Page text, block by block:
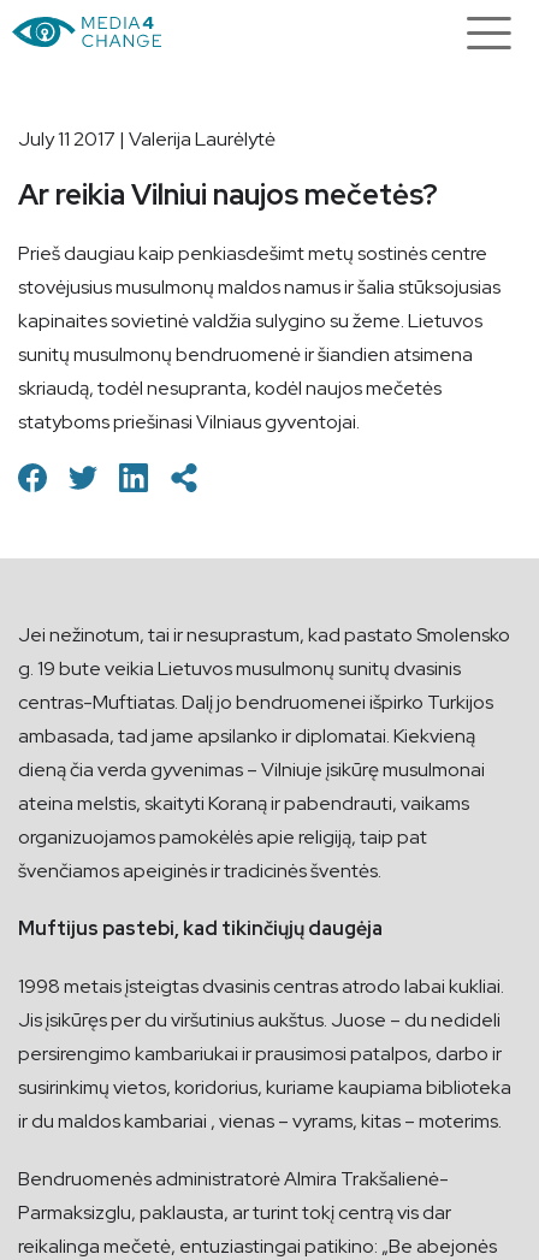
July 11 2017 | Valerija Laurėlytė
Ar reikia Vilniui naujos mečetės?
Prieš daugiau kaip penkiasdešimt metų sostinės centre
stovėjusius musulmonų maldos namus ir šalia stūksojusias
kapinaites sovietinė valdžia sulygino su žeme. Lietuvos
sunitų musulmonų bendruomenė ir šiandien atsimena
skriaudą, todėl nesupranta, kodėl naujos mečetės
statyboms priešinasi Vilniaus gyventojai.
Jei nežinotum, tai ir nesuprastum, kad pastato Smolensko
g. 19 bute veikia Lietuvos musulmonų sunitų dvasinis
centras-Muftiatas. Dalį jo bendruomenei išpirko Turkijos
ambasada, tad jame apsilanko ir diplomatai. Kiekvieną
dieną čia verda gyvenimas – Vilniuje įsikūrę musulmonai
ateina melstis, skaityti Koraną ir pabendrauti, vaikams
organizuojamos pamokėlės apie religiją, taip pat
švenčiamos apeiginės ir tradicinės šventės.
Muftijus pastebi, kad tikinčiųjų daugėja
1998 metais įsteigtas dvasinis centras atrodo labai kukliai.
Jis įsikūręs per du viršutinius aukštus. Juose – du nedideli
persirengimo kambariukai ir prausimosi patalpos, darbo ir
susirinkimų vietos, koridorius, kuriame kaupiama biblioteka
ir du maldos kambariai , vienas – vyrams, kitas – moterims.
Bendruomenės administratorė Almira Trakšalienė-
Parmaksizglu, paklausta, ar turint tokį centrą vis dar
reikalinga mečetė, entuziastingai patikino: „Be abejonės